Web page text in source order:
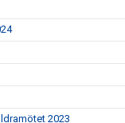
2023